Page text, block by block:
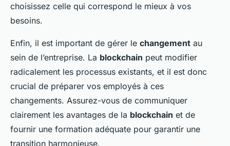
choisissez celle qui correspond le mieux à vos
besoins.
Enfin, il est important de gérer le changement au
sein de l’entreprise. La blockchain peut modifier
radicalement les processus existants, et il est donc
crucial de préparer vos employés à ces
changements. Assurez-vous de communiquer
clairement les avantages de la blockchain et de
fournir une formation adéquate pour garantir une
transition harmonieuse.